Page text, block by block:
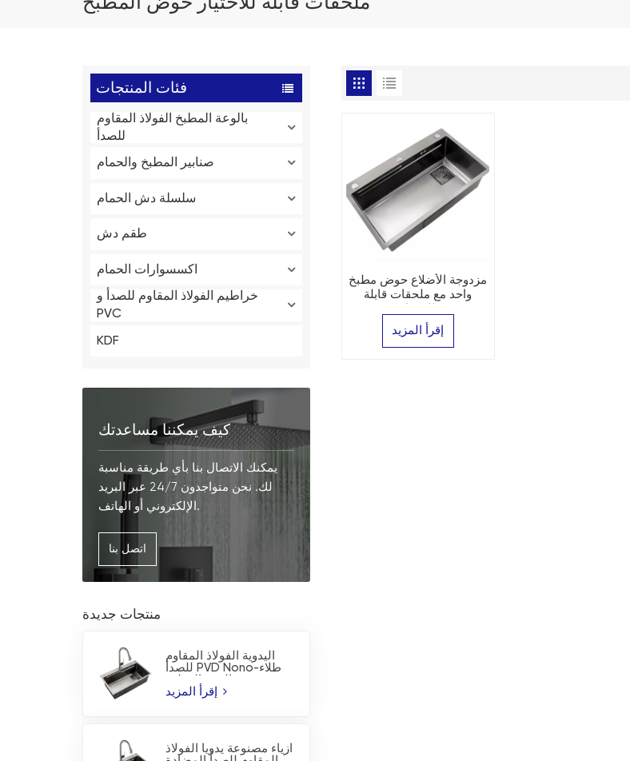
فئات المنتجات
بالوعة المطبخ الفولاذ المقاوم
للصدأ
صنابير المطبخ والحمام
سلسلة دش الحمام
طقم دش
اكسسوارات الحمام
خراطيم الفولاذ المقاوم للصدأ و
PVC
KDF
كيف يمكننا مساعدتك
يمكنك الاتصال بنا بأي طريقة مناسبة
لك. نحن متواجدون 24/7 عبر البريد
الإلكتروني أو الهاتف.
اتصل بنا
منتجات جديدة
اليدوية الفولاذ المقاوم
للصدأ PVD Nono-طلاء
أزياء مصنوعة يدويا الفولاذ
مزدوجة الأضلاع حوض مطبخ
واحد مع ملحقات قابلة
إقرأ المزيد